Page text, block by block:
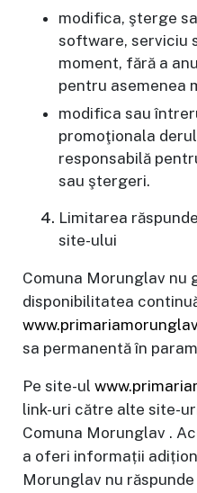
modifica, şterge
software, serviciu
moment, fără a
pentru asemenea
modifica sau
promoţionala
responsabilă
sau ştergeri.
Limitarea
site-ului
Comuna Morunglav nu
disponibilitatea
sa permanentă în
Pe site-ul
link-uri către alte site-
Comuna Morunglav .
a oferi informații
Morunglav nu